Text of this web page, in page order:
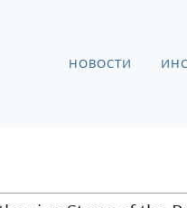
НОВОСТИ